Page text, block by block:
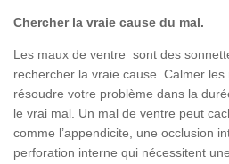
Chercher la vraie cause du mal.
Les maux de ventre sont des
rechercher la vraie cause. Calmer
résoudre votre problème dans la
le vrai mal. Un mal de ventre peut
comme l’appendicite, une occlusion
perforation interne qui nécessitent